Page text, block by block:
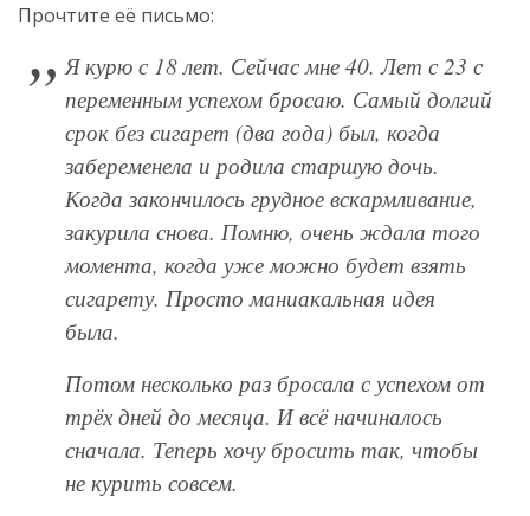
Прочтите её письмо:
Я курю с 18 лет. Сейчас мне 40. Лет с 23 с
переменным успехом бросаю. Самый долгий
срок без сигарет (два года) был, когда
забеременела и родила старшую дочь.
Когда закончилось грудное вскармливание,
закурила снова. Помню, очень ждала того
момента, когда уже можно будет взять
сигарету. Просто маниакальная идея
была.
Потом несколько раз бросала с успехом от
трёх дней до месяца. И всё начиналось
сначала. Теперь хочу бросить так, чтобы
не курить совсем.